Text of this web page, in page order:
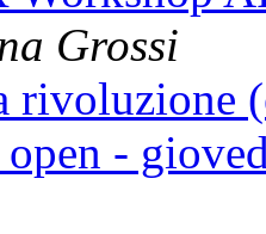
Grossi
-